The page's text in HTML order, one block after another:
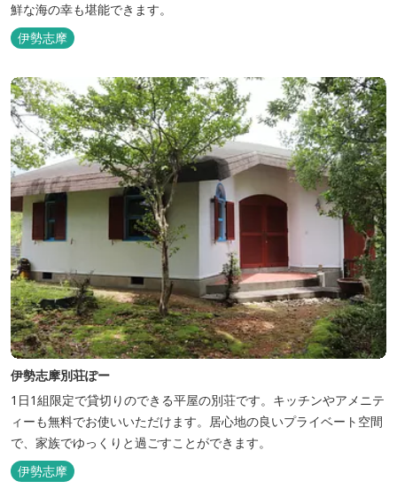
鮮な海の幸も堪能できます。
伊勢志摩
伊勢志摩別荘ぽー
1日1組限定で貸切りのできる平屋の別荘です。キッチンやアメニテ
ィーも無料でお使いいただけます。居心地の良いプライベート空間
で、家族でゆっくりと過ごすことができます。
伊勢志摩